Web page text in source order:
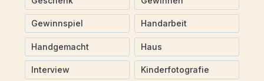
Gewinnspiel Handarbeit
Handgemacht Haus
Interview Kinderfotografie